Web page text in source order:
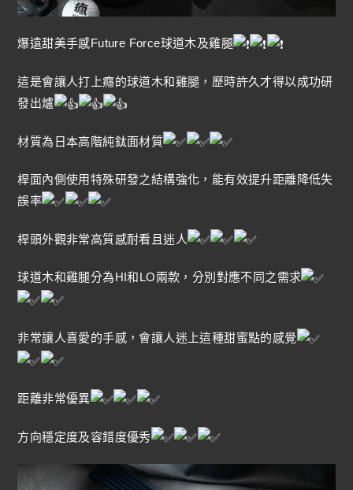
爆遠甜美手感Future Force球道木及雞腿
這是會讓人打上癮的球道木和雞腿，歷時許久才得以成功研
發出爐
材質為日本高階純鈦面材質
桿面內側使用特殊研發之結構強化，能有效提升距離降低失
誤率
桿頭外觀非常高質感耐看且迷人
球道木和雞腿分為HI和LO兩款，分別對應不同之需求
非常讓人喜愛的手感，會讓人迷上這種甜蜜點的感覺
距離非常優異
方向穩定度及容錯度優秀